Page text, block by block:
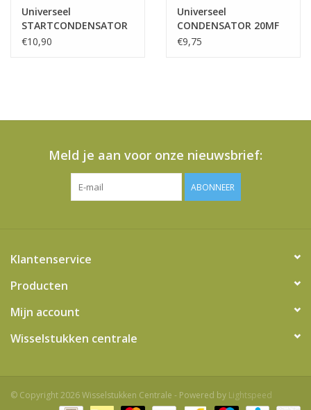
Universeel
STARTCONDENSATOR
30 MF 450V
€10,90
Universeel
CONDENSATOR 20MF
450V
€9,75
Meld je aan voor onze nieuwsbrief:
ABONNEER
Klantenservice
Producten
Mijn account
Wisselstukken centrale
© Copyright 2026 Wisselstukken Centrale - Powered by Lightspeed